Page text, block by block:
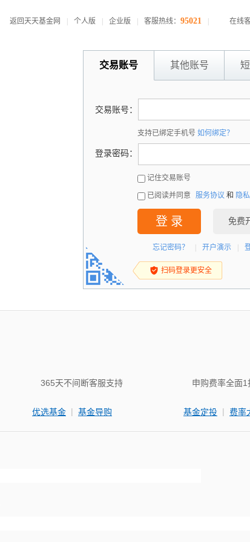
返回天天基金网 个人版 企业版 客服热线： 95021 在线
交易账号 其他账号
交易账号：
支持已绑定手机号 如何绑定？
登录密码：
记住交易账号
已阅读并同意 服务协议 和 隐
登 录 免费
忘记密码？ 开户演示
扫码登录更安全
365天不间断客服支持
优选基金 | 基金导购
申购费率全面1
基金定投 | 费率